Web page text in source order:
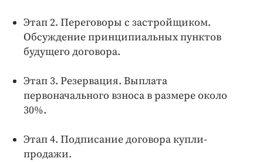
Этап 2. Переговоры с застройщиком.
Обсуждение принципиальных пунктов
будущего договора.
Этап 3. Резервация. Выплата
первоначального взноса в размере около
30%.
Этап 4. Подписание договора купли-
продажи.